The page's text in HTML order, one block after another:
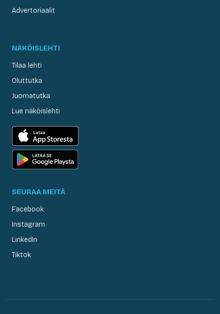
Advertoriaalit
NÄKÖISLEHTI
Tilaa lehti
Oluttutka
Juomatutka
Lue näköislehti
SEURAA MEITÄ
Facebook
Instagram
LinkedIn
Tiktok